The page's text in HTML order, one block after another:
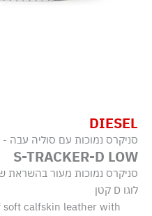
DIESEL
סניקרס נמוכות עם סוליה עבה -
S-TRACKER-D LOW
סניקרס נמוכות מעור
לוגו D קטן
soft calfskin leather with